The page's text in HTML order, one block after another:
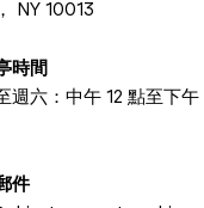
NY 10013
時間
週六：中午 12 點至下午
件